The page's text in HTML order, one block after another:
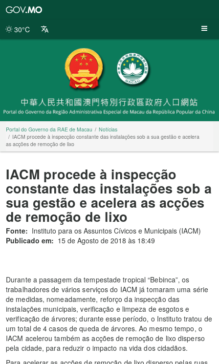
da
30°C
Portal do Governo da RAE de Macau
Notícias
IACM procede à inspecção constante das instalações sob a sua gestão e acelera
as acções de remoção de lixo
IACM procede à inspecção
constante das instalações sob a
sua gestão e acelera as acções
de remoção de lixo
Fonte: Instituto para os Assuntos Cívicos e Municipais (IACM)
Publicado em: 15 de Agosto de 2018 às 18:49
Durante a passagem da tempestade tropical “Bebinca”, os
trabalhadores de vários serviços do IACM já tomaram uma série
de medidas, nomeadamente, reforço da inspecção das
instalações municipais, verificação e limpeza de esgotos e
verificação de árvores; durante esse período, o Instituto tratou de
um total de 4 casos de queda de árvores. Ao mesmo tempo, o
IACM acelerou também as acções de remoção de lixo disperso
pela cidade, para reduzir o impacto na vida dos cidadãos.